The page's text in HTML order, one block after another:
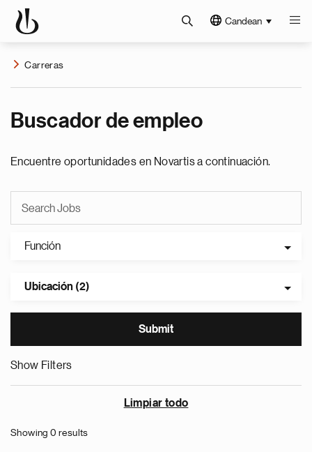
Candean
Carreras
Buscador de empleo
Encuentre oportunidades en Novartis a continuación.
Función
Ubicación (2)
Show Filters
Limpiar todo
Showing 0 results